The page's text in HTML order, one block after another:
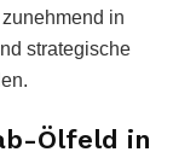
in
strategische
Ölfeld in